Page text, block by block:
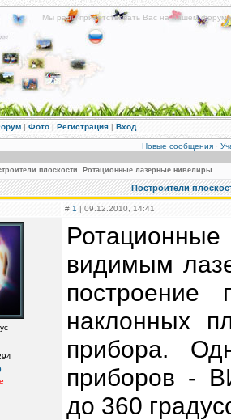
Мы рады приветствовать Вас на нашем
| Фото | Регистрация | Вход
Новые сообщения·
плоскости. Ротационные лазерные нивелиры
Построители
# 1 | 09.12.2010, 14:41
видимым
построение
наклонных
прибора.
приборов -
до 360